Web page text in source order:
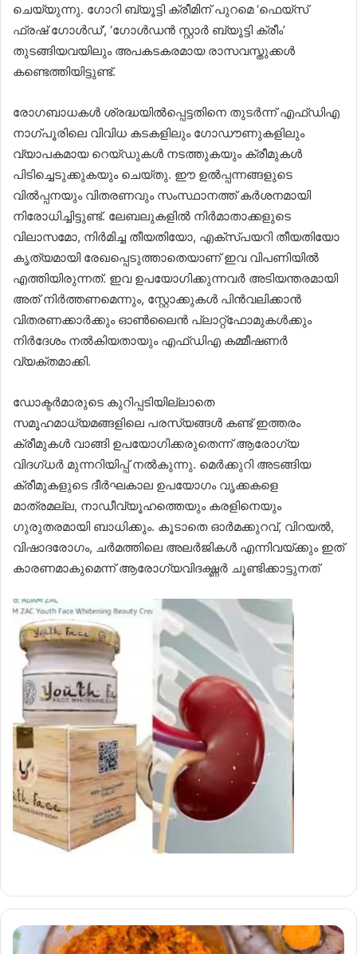
ചെയ്യുന്നു. ഗോറി ബ്യൂട്ടി ക്രീമിന് പുറമെ ‘ഫെയ്സ്
ഫ്രഷ് ഗോൾഡ്’, ‘ഗോൾഡൻ സ്റ്റാർ ബ്യൂട്ടി ക്രീം’
തുടങ്ങിയവയിലും അപകടകരമായ രാസവസ്തുക്കൾ
കണ്ടെത്തിയിട്ടുണ്ട്.
രോഗബാധകൾ ശ്രദ്ധയിൽപ്പെട്ടതിനെ തുടർന്ന് എഫ്ഡിഎ
നാഗ്പൂരിലെ വിവിധ കടകളിലും ഗോഡൗണുകളിലും
വ്യാപകമായ റെയ്ഡുകൾ നടത്തുകയും ക്രീമുകൾ
പിടിച്ചെടുക്കുകയും ചെയ്തു. ഈ ഉൽപ്പന്നങ്ങളുടെ
വിൽപ്പനയും വിതരണവും സംസ്ഥാനത്ത് കർശനമായി
നിരോധിച്ചിട്ടുണ്ട്. ലേബലുകളിൽ നിർമാതാക്കളുടെ
വിലാസമോ, നിർമിച്ച തീയതിയോ, എക്സ്പയറി തീയതിയോ
കൃത്യമായി രേഖപ്പെടുത്താതെയാണ് ഇവ വിപണിയിൽ
എത്തിയിരുന്നത്. ഇവ ഉപയോഗിക്കുന്നവർ അടിയന്തരമായി
അത് നിർത്തണമെന്നും, സ്റ്റോക്കുകൾ പിൻവലിക്കാൻ
വിതരണക്കാർക്കും ഓൺലൈൻ പ്ലാറ്റ്‌ഫോമുകൾക്കും
നിർദേശം നൽകിയതായും എഫ്ഡിഎ കമ്മീഷണർ
വ്യക്തമാക്കി.
ഡോക്ടർമാരുടെ കുറിപ്പടിയില്ലാതെ
സമൂഹമാധ്യമങ്ങളിലെ പരസ്യങ്ങൾ കണ്ട് ഇത്തരം
ക്രീമുകൾ വാങ്ങി ഉപയോഗിക്കരുതെന്ന് ആരോഗ്യ
വിദഗ്ധർ മുന്നറിയിപ്പ് നൽകുന്നു. മെർക്കുറി അടങ്ങിയ
ക്രീമുകളുടെ ദീർഘകാല ഉപയോഗം വൃക്കകളെ
മാത്രമല്ല, നാഡീവ്യൂഹത്തെയും കരളിനെയും
ഗുരുതരമായി ബാധിക്കും. കൂടാതെ ഓർമക്കുറവ്, വിറയൽ,
വിഷാദരോഗം, ചർമത്തിലെ അലർജികൾ എന്നിവയ്ക്കും ഇത്
കാരണമാകുമെന്ന് ആരോഗ്യവിദഗ്ദ്ധർ ചൂണ്ടിക്കാട്ടുനത്